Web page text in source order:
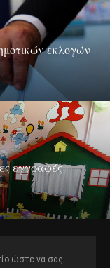
εκλογών
εγγραφές
ώστε να σας